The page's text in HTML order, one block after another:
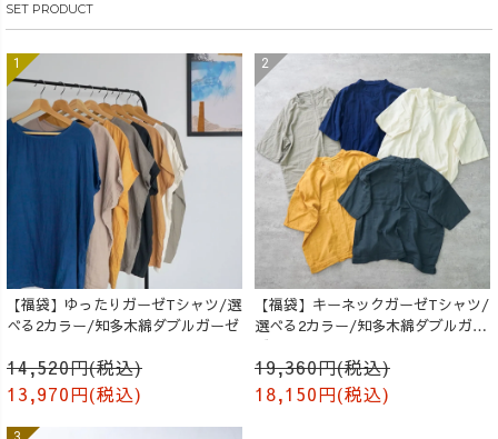
SET PRODUCT
【福袋】ゆったりガーゼTシャツ/選
べる2カラー/知多木綿ダブルガーゼ
14,520円(税込)
13,970円(税込)
【福袋】キーネックガーゼTシャツ/
選べる2カラー/知多木綿ダブルガー
ゼ
19,360円(税込)
18,150円(税込)